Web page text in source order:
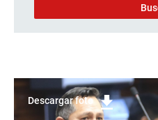
Descargar foto